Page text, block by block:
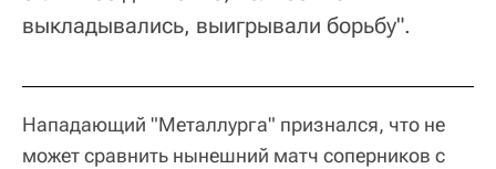
выкладывались, выигрывали борьбу".
Нападающий "Металлурга" признался, что не
может сравнить нынешний матч соперников с